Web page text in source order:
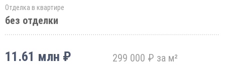
Отделка в квартире
без отделки
11.61 млн ₽ 299 000 ₽ за м²